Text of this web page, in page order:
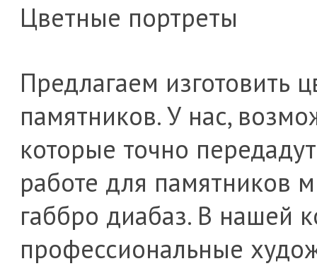
Цветные портреты
Предлагаем изготовить
памятников. У нас,
которые точно
работе для памятников
габбро диабаз. В нашей
профессиональные